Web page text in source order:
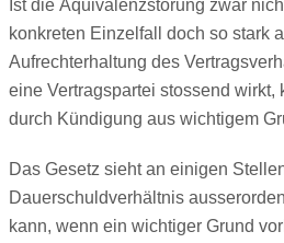
Ist die Äquivalenzstörung zwar
konkreten Einzelfall doch so stark
Aufrechterhaltung des
eine Vertragspartei stossend wirkt,
durch Kündigung aus wichtigem
Das Gesetz sieht an einigen
Dauerschuldverhältnis
kann, wenn ein wichtiger Grund